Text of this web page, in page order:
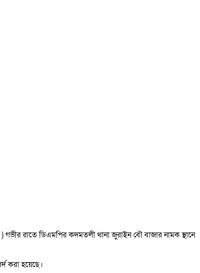
রাতে ডিএমপির কদমতলী থানা জুরাইন বৌ বাজার নামক স্থানে
করা হয়েছে।